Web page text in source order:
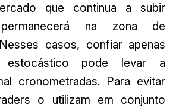
que continua a subir
permanecerá na zona de
casos, confiar apenas
estocástico pode levar a
cronometradas. Para evitar
o utilizam em conjunto